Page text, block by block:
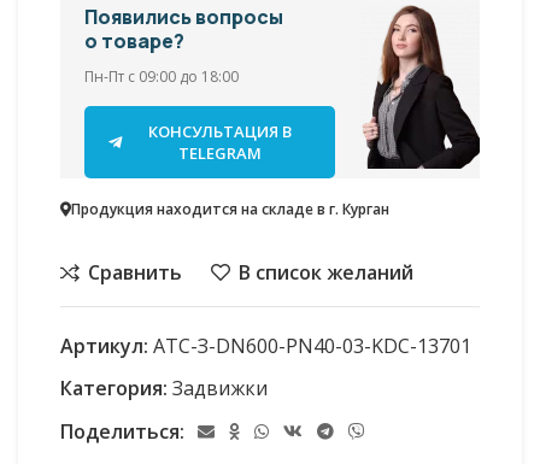
Появились вопросы
о товаре?
Пн-Пт с 09:00 до 18:00
КОНСУЛЬТАЦИЯ В
TELEGRAM
Продукция находится на складе в г. Курган
Сравнить В список желаний
Артикул: АТС-З-DN600-PN40-03-KDC-13701
Категория: Задвижки
Поделиться: